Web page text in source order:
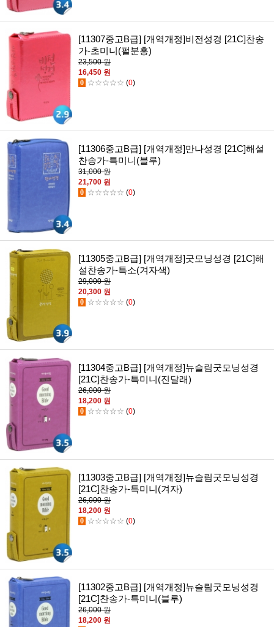
[11307중고B급] [개역개정]비전성경 [21C]찬송
가-초미니(펄분홍)
23,500 원
16,450 원
0 ☆☆☆☆☆ (0)
[11306중고B급] [개역개정]만나성경 [21C]해설
찬송가-특미니(블루)
31,000 원
21,700 원
0 ☆☆☆☆☆ (0)
[11305중고B급] [개역개정]굿모닝성경 [21C]해
설찬송가-특소(겨자색)
29,000 원
20,300 원
0 ☆☆☆☆☆ (0)
[11304중고B급] [개역개정]뉴슬림굿모닝성경
[21C]찬송가-특미니(진달래)
26,000 원
18,200 원
0 ☆☆☆☆☆ (0)
[11303중고B급] [개역개정]뉴슬림굿모닝성경
[21C]찬송가-특미니(겨자)
26,000 원
18,200 원
0 ☆☆☆☆☆ (0)
[11302중고B급] [개역개정]뉴슬림굿모닝성경
[21C]찬송가-특미니(블루)
26,000 원
18,200 원